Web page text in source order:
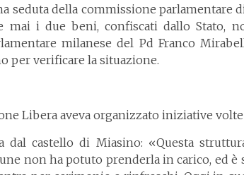
seduta della commissione parlamentare
mai i due beni, confiscati dallo Stato,
milanese del Pd Franco
per verificare la situazione.
Libera aveva organizzato iniziative
dal castello di Miasino: «Questa
non ha potuto prenderla in carico, ed è